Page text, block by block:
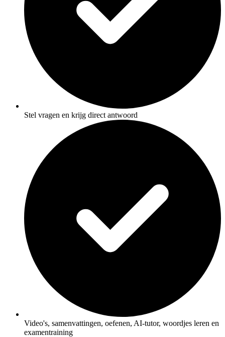
Stel vragen en krijg direct antwoord
Video's, samenvattingen, oefenen, AI-tutor, woordjes leren en
examentraining